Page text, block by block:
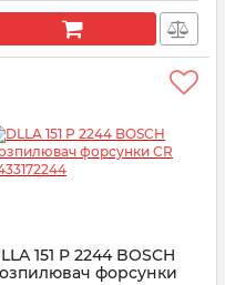
151 P 2244 BOSCH
форсунки